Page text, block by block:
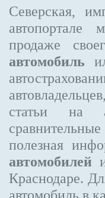
Северская,
автопортале
продаже
автомобиль
статьи на
полезная
автомобилей
Краснодаре.
автомобиль в